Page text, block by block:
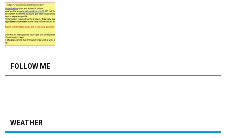
FOLLOW ME
WEATHER